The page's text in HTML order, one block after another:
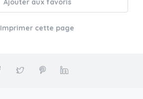
Ajouter aux favoris
Imprimer cette page